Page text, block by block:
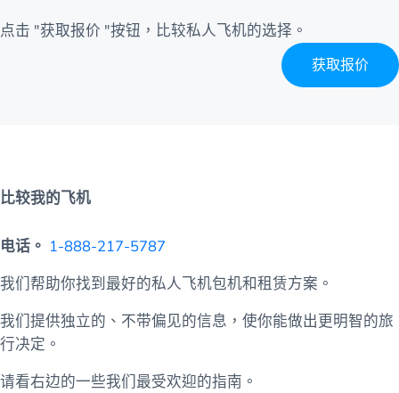
点击 "获取报价 "按钮，比较私人飞机的选择。
获取报价
比较我的飞机
电话。 1-888-217-5787
我们帮助你找到最好的私人飞机包机和租赁方案。
我们提供独立的、不带偏见的信息，使你能做出更明智的旅
行决定。
请看右边的一些我们最受欢迎的指南。